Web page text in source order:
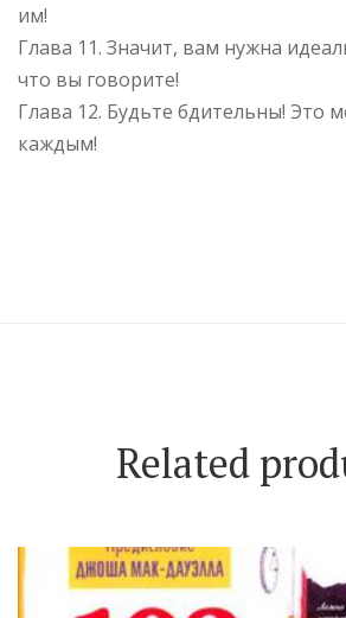
им!
Глава 11. Значит, вам нужна
что вы говорите!
Глава 12. Будьте бдительны! Это
каждым!
Related